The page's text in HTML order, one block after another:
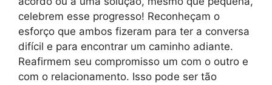
celebrem esse progresso! Reconheçam o
esforço que ambos fizeram para ter a conversa
difícil e para encontrar um caminho adiante.
Reafirmem seu compromisso um com o outro e
com o relacionamento. Isso pode ser tão